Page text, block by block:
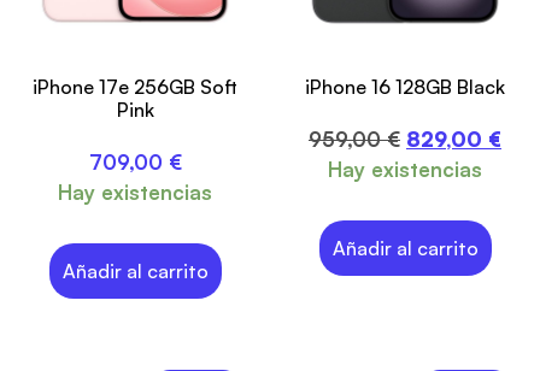
iPhone 17e 256GB Soft
Pink
709,00 €
Hay existencias
Añadir al carrito
iPhone 16 128GB Black
959,00€ 829,00 €
Hay existencias
Añadir al carrito